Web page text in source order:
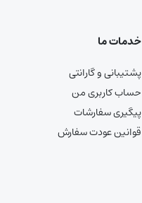
خدمات ما
پشتیبانی و گارانتی
حساب کاربری من
پیگیری سفارشات
قوانین عودت سفارش